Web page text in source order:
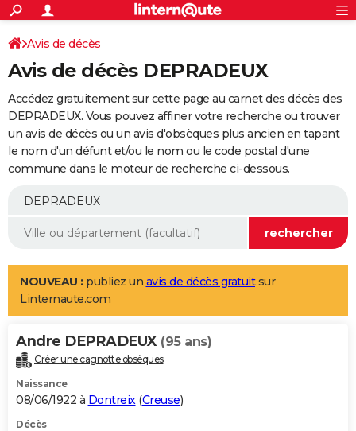
ACTUALITÉS
Politique
Société
Faits Divers
Education
Monde
Villes
+
SPORT
Coupe du monde 2026
Football
Tennis
Cyclisme
Rugby
Forum
Programme TV
TNT
Streaming
Cinéma
Sorties cinéma
Musique
+
FINANCE
Impôts
Immobilier
Risques naturels par ville
Banque
Assurance
Crédit
AUTO
Essais
Réserver un essai
Citadines
Berlines
SUV
Forum auto
+
Mobiles
Meilleur smartphone
Internet
Ordinateurs
Jeux vidéo
Guide high-tech
Aménagement intérieur
LIFESTYLE
Art de vivre
Bien-être
Loisirs
Mode
Modes de vie
Alimentation
Guide de la santé
Maladies
Médicaments
Sommeil
VOYAGE
Destinations
City break
Voyage nature
Voyage de noces
Forum
Climat
+PHOTO
GUIDES D'ACHAT
Avis de décès
Avis de décès DEPRADEUX
Accédez gratuitement sur cette page au carnet des décès des
DEPRADEUX. Vous pouvez affiner votre recherche ou trouver
un avis de décès ou un avis d'obsèques plus ancien en tapant
le nom d'un défunt et/ou le nom ou le code postal d'une
commune dans le moteur de recherche ci-dessous.
NOUVEAU : publiez un avis de décès gratuitsur
Linternaute.com
Andre DEPRADEUX (95 ans)
Créer une cagnotte obsèques
Naissance
08/06/1922 à Dontreix(Creuse)
Décès